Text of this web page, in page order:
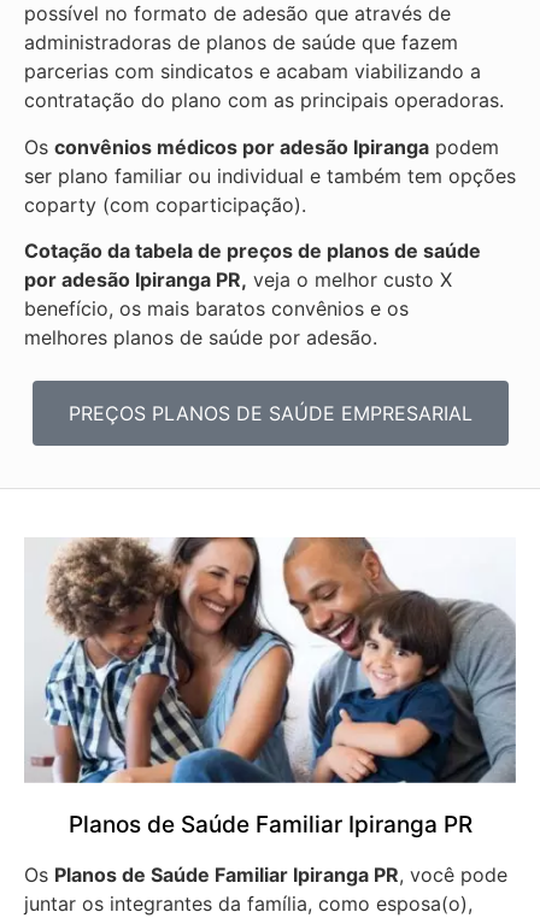
possível no formato de adesão que através de
administradoras de planos de saúde que fazem
parcerias com sindicatos e acabam viabilizando a
contratação do plano com as principais operadoras.
Os convênios médicos por adesão Ipiranga podem
ser plano familiar ou individual e também tem opções
coparty (com coparticipação).
Cotação da tabela de preços de planos de saúde
por adesão Ipiranga PR, veja o melhor custo X
benefício, os mais baratos convênios e os
melhores planos de saúde por adesão.
PREÇOS PLANOS DE SAÚDE EMPRESARIAL
Planos de Saúde Familiar Ipiranga PR
Os Planos de Saúde Familiar Ipiranga PR, você pode
juntar os integrantes da família, como esposa(o),